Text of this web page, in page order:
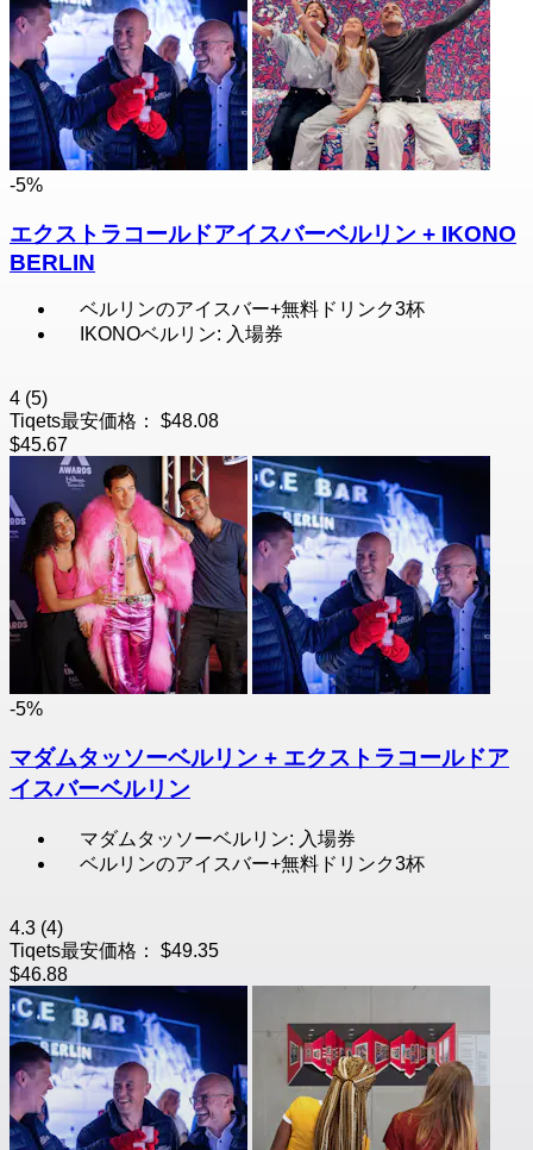
-5%
エクストラコールドアイスバーベルリン + IKONO
BERLIN
ベルリンのアイスバー+無料ドリンク3杯
IKONOベルリン: 入場券
4 (5)
Tiqets最安価格：
$48.08
$45.67
-5%
マダムタッソーベルリン + エクストラコールドア
イスバーベルリン
マダムタッソーベルリン: 入場券
ベルリンのアイスバー+無料ドリンク3杯
4.3 (4)
Tiqets最安価格：
$49.35
$46.88